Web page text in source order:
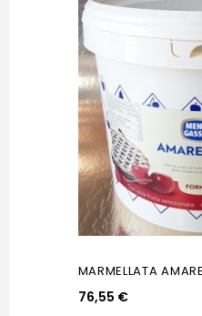
MARMELLATA
76,55 €